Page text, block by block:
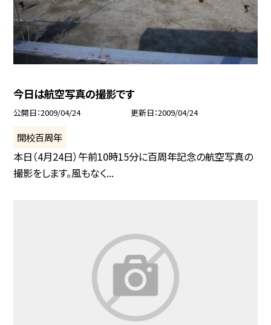
今日は航空写真の撮影です
公開日 2009/04/24 更新日 2009/04/24
開校百周年
本日（4月24日）午前10時15分に百周年記念の航空写真の
撮影をします。風もなく...